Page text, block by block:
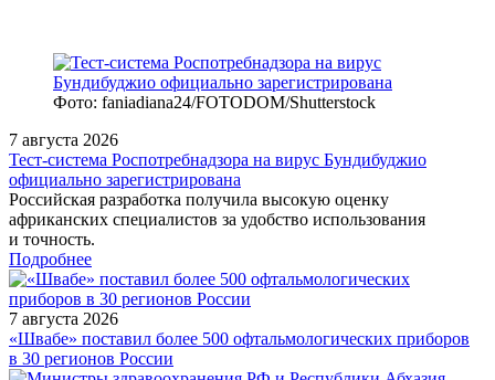
Фото: faniadiana24/FOTODOM/Shutterstock
7 августа 2026
Тест‑система Роспотребнадзора на вирус Бундибуджио
официально зарегистрирована
Российская разработка получила высокую оценку
африканских специалистов за удобство использования
и точность.
Подробнее
7 августа 2026
«Швабе» поставил более 500 офтальмологических приборов
в 30 регионов России